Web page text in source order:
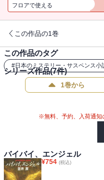
れるに足る共通項を探しあぐね
天
フロアで使える
この作品の1巻
この作品のタグ
#日本のミステリー・サスペンス小
シリーズ作品(7件)
1巻から
※無料、予約、入荷通知
バイバイ、エンジェル
¥754 (税込)